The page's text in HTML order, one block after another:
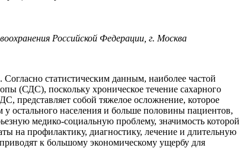
Российской Федерации, г. Москва
статистическим данным, наиболее частой
(СДС), поскольку хроническое течение сахарного
представляет собой тяжелое осложнение, которое
остального населения и больше половины пациентов,
медико-социальную проблему, значимость которой
на профилактику, диагностику, лечение и длительную
к большому экономическому ущербу для